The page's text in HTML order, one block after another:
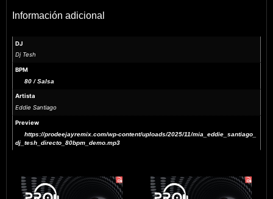
Información adicional
DJ
Dj Tesh
BPM
80 / Salsa
Artista
Eddie Santiago
Preview
https://prodeejayremix.com/wp-content/uploads/2025/11/mia_eddie_santiago_
dj_tesh_directo_80bpm_demo.mp3